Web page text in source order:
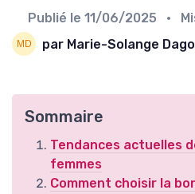
Publié le 11/06/2025 •
par Marie-Solange
Sommaire
Tendances actuelles
femmes
Comment choisir la